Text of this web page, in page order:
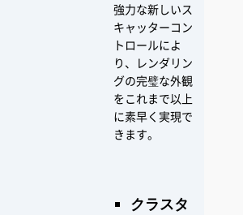
強力な新しいス
キャッターコン
トロールによ
り、レンダリン
グの完璧な外観
をこれまで以上
に素早く実現で
きます。
クラスタ